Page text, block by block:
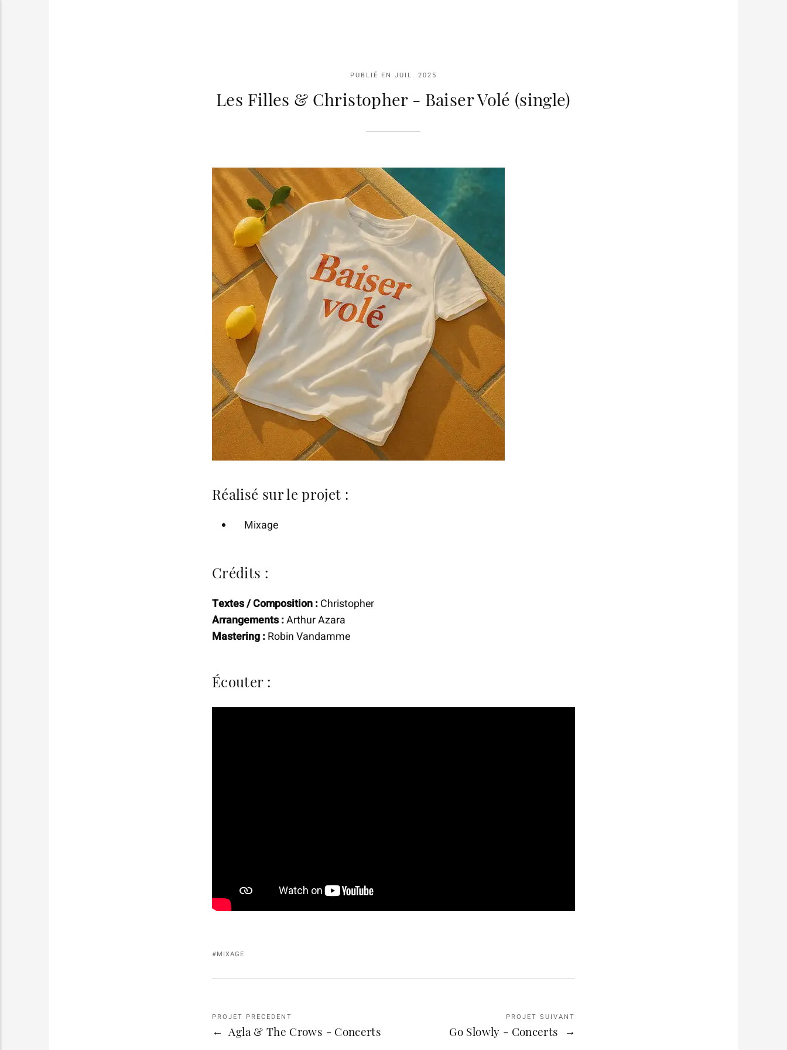
PUBLIÉ EN JUIL. 2025
Les Filles & Christopher - Baiser Volé (single)
Réalisé sur le projet :
Mixage
Crédits :
Textes / Composition :Christopher
Arrangements :Arthur Azara
Mastering :Robin Vandamme
Écouter :
MIXAGE
PROJET PRECEDENT
Agla & The Crows - Concerts
PROJET SUIVANT
Go Slowly - Concerts